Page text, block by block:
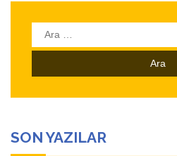
Arama:
SON YAZILAR